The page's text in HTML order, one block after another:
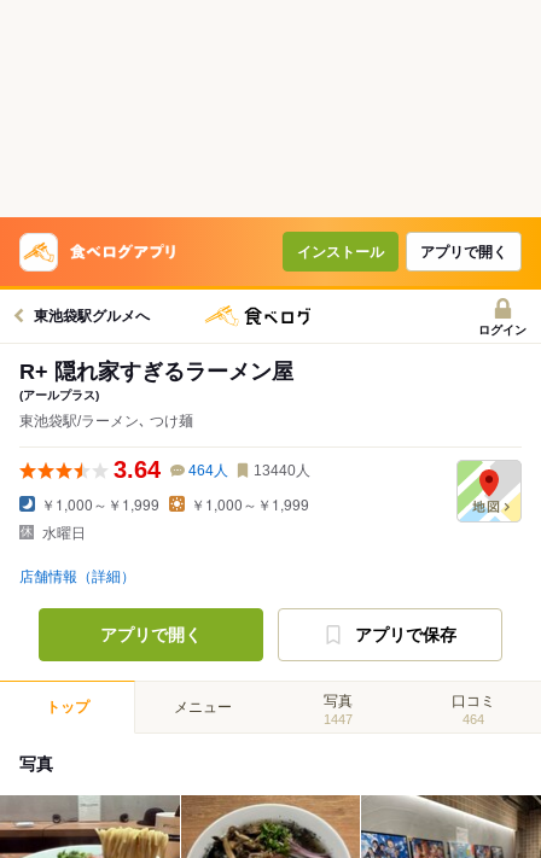
インストール アプリで開く
東池袋駅グルメへ
ログイン
R+ 隠れ家すぎるラーメン屋
(アールプラス)
東池袋駅/ラーメン､ つけ麺
3.64 464人 13440人
￥1,000～￥1,999
￥1,000～￥1,999
水曜日
店舗情報（詳細）
アプリで開く アプリで保存
トップ メニュー 写真
1447
口コミ
464
写真